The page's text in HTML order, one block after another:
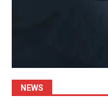
NEWS